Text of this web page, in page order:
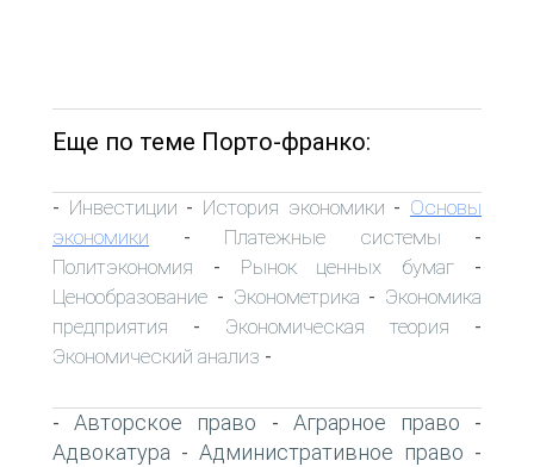
Еще по теме Порто-франко:
- Инвестиции - История экономики - Основы
экономики - Платежные системы -
Политэкономия - Рынок ценных бумаг -
Ценообразование - Эконометрика - Экономика
предприятия - Экономическая теория -
Экономический анализ -
-Авторское право - Аграрное право -
Адвокатура - Административное право -